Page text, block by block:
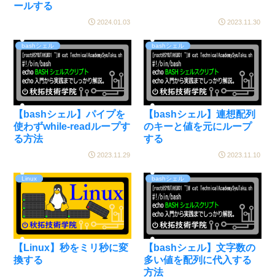
ールする
2024.01.03 2023.11.30
bashシェル
【bashシェル】パイプを
使わずwhile-readループす
る方法
2023.11.29
bashシェル
【bashシェル】連想配列
のキーと値を元にループ
する
2023.11.10
Linux
【Linux】秒をミリ秒に変
換する
bashシェル
【bashシェル】文字数の
多い値を配列に代入する
方法